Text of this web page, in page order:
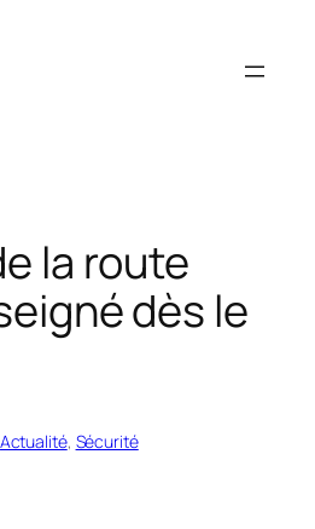
la route
dès le
Actualité, Sécurité